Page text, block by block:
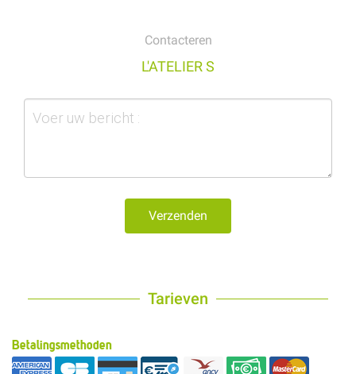
Contacteren
L'ATELIER S
Verzenden
Tarieven
Betalingsmethoden